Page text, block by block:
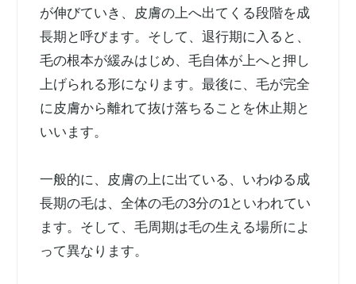
が伸びていき、皮膚の上へ出てくる段階を成
長期と呼びます。そして、退行期に入ると、
毛の根本が緩みはじめ、毛自体が上へと押し
上げられる形になります。最後に、毛が完全
に皮膚から離れて抜け落ちることを休止期と
いいます。
一般的に、皮膚の上に出ている、いわゆる成
長期の毛は、全体の毛の3分の1といわれてい
ます。そして、毛周期は毛の生える場所によ
って異なります。